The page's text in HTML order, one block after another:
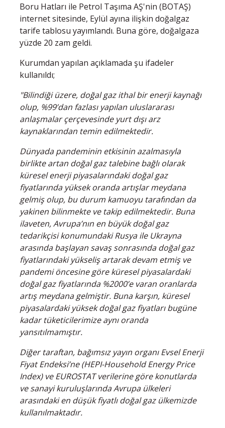
Boru Hatları ile Petrol Taşıma AŞ'nin (BOTAŞ)
internet sitesinde, Eylül ayına ilişkin doğalgaz
tarife tablosu yayımlandı. Buna göre, doğalgaza
yüzde 20 zam geldi.
Kurumdan yapılan açıklamada şu ifadeler
kullanıldı;
"Bilindiği üzere, doğal gaz ithal bir enerji kaynağı
olup, %99’dan fazlası yapılan uluslararası
anlaşmalar çerçevesinde yurt dışı arz
kaynaklarından temin edilmektedir.
Dünyada pandeminin etkisinin azalmasıyla
birlikte artan doğal gaz talebine bağlı olarak
küresel enerji piyasalarındaki doğal gaz
fiyatlarında yüksek oranda artışlar meydana
gelmiş olup, bu durum kamuoyu tarafından da
yakinen bilinmekte ve takip edilmektedir. Buna
ilaveten, Avrupa’nın en büyük doğal gaz
tedarikçisi konumundaki Rusya ile Ukrayna
arasında başlayan savaş sonrasında doğal gaz
fiyatlarındaki yükseliş artarak devam etmiş ve
pandemi öncesine göre küresel piyasalardaki
doğal gaz fiyatlarında %2000’e varan oranlarda
artış meydana gelmiştir. Buna karşın, küresel
piyasalardaki yüksek doğal gaz fiyatları bugüne
kadar tüketicilerimize aynı oranda
yansıtılmamıştır.
Diğer taraftan, bağımsız yayın organı Evsel Enerji
Fiyat Endeksi’ne (HEPI-Household Energy Price
Index) ve EUROSTAT verilerine göre konutlarda
ve sanayi kuruluşlarında Avrupa ülkeleri
arasındaki en düşük fiyatlı doğal gaz ülkemizde
kullanılmaktadır.